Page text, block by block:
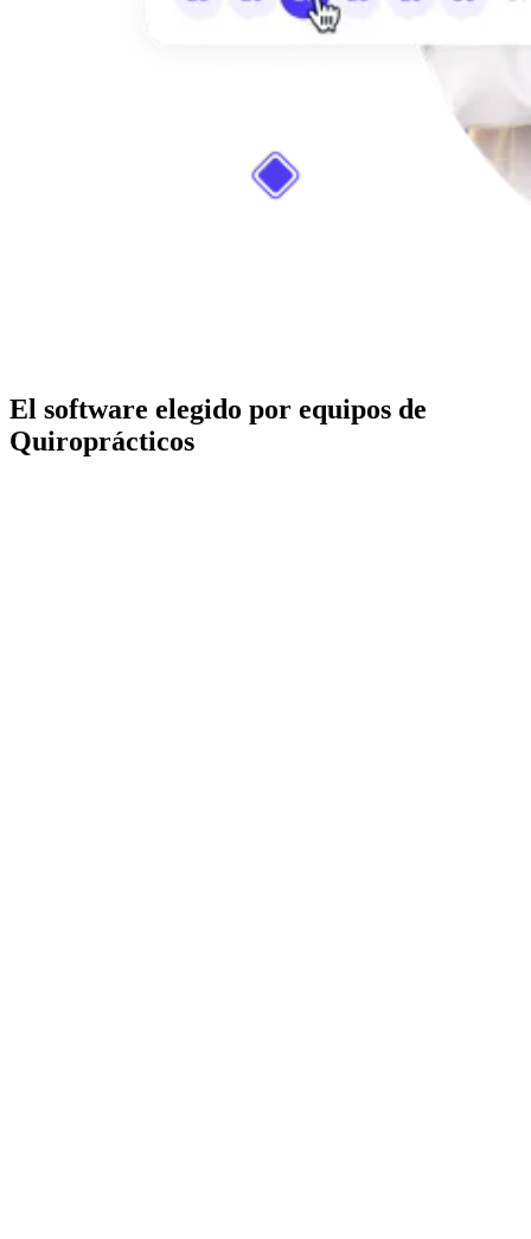
El software elegido por equipos de
Quiroprácticos